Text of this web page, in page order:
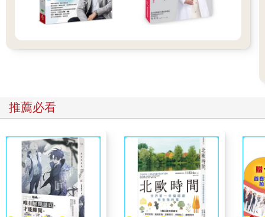
者都能透過閱讀本書，拉近自己與自己的距離。
上就建立在我們期待於身處世界及文化背景下存活、並壯大的生
能，將我透過大量研究並在多個場合下，與心理學及神經科學專
家學者交流所獲得的知識，進行詳盡的解釋。我們知道，人類的
內在隨時都在發送、並接收著令人難以置信的大量訊息。而本書
能讓你「主動參與」這樣的過程。
在前面三章中，我會挑戰讀者，讓讀者透過或許與當前極為不同
的角度，去審視自己。因現代生活導致的自我脫節感，絕大多數
推薦必看